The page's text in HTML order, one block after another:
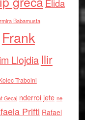
Elida
Babamusta
Frank
Llojdia Ilir
Traboini
Gecaj nderroi jete ne
Prifti Rafael